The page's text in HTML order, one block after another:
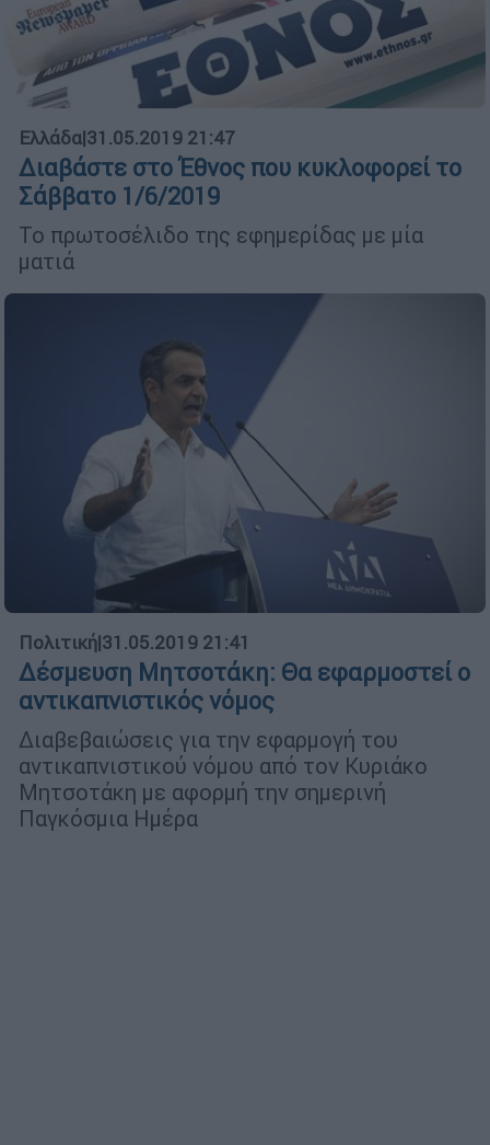
Ελλάδα|31.05.2019 21:47
Διαβάστε στο Έθνος που κυκλοφορεί το
Σάββατο 1/6/2019
Το πρωτοσέλιδο της εφημερίδας με μία
ματιά
Πολιτική|31.05.2019 21:41
Δέσμευση Μητσοτάκη: Θα εφαρμοστεί ο
αντικαπνιστικός νόμος
Διαβεβαιώσεις για την εφαρμογή του
αντικαπνιστικού νόμου από τον Κυριάκο
Μητσοτάκη με αφορμή την σημερινή
Παγκόσμια Ημέρα